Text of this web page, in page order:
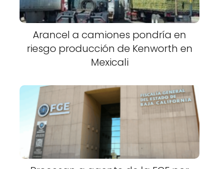
Arancel a camiones pondría en
riesgo producción de Kenworth en
Mexicali